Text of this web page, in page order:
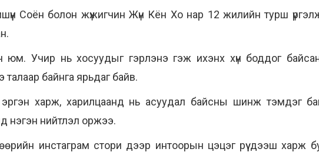
Соён болон жүжигчин Жүн Кён Хо нар 12 жилийн турш
юм. Учир нь хосуудыг гэрлэнэ гэж ихэнх хүн боддог
байнга ярьдаг байв.
эргэн харж, харилцаанд нь асуудал байсны шинж тэмдэг
нэгэн нийтлэл оржээ.
инстаграм стори дээр интоорын цэцэг рүү дээш харж